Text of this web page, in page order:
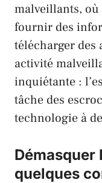
malveillants, où
fournir des
télécharger des
activité
inquiétante :
tâche des
technologie à
Démasquer
quelques